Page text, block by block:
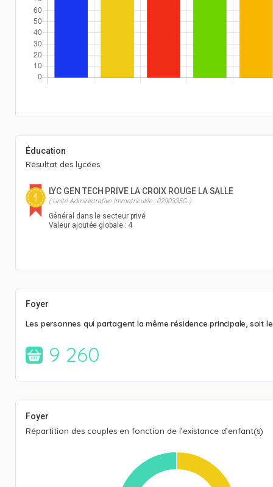
Éducation
Résultat des lycées
LYC GEN TECH PRIVE LA CROIX ROUGE LA SALLE
( Unité Administrative Immatriculée : 0290335G )
Général dans le secteur privé
Valeur ajoutée globale : 4
Foyer
Les personnes qui partagent la même résidence principale, soit
9 260
Foyer
Répartition des couples en fonction de l’existance d’enfant(s)